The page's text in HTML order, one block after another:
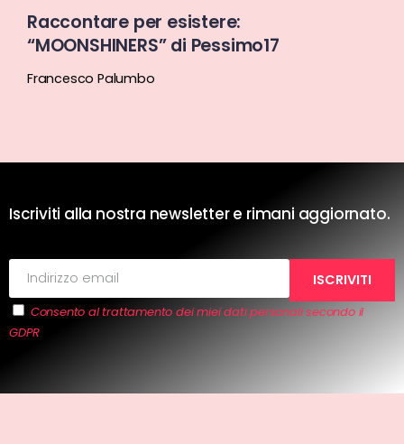
Raccontare per esistere:
“MOONSHINERS” di Pessimo17
Francesco Palumbo
Iscriviti alla nostra newsletter e rimani aggiornato.
Consento al trattamento dei miei dati personali secondo il
GDPR